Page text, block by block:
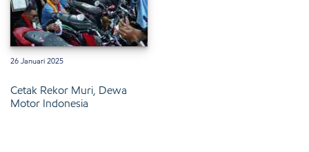
26 Januari 2025
Cetak Rekor Muri, Dewa
Motor Indonesia